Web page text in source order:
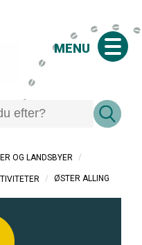
MENU
OG LANDSBYER
/
/ ØSTER ALLING